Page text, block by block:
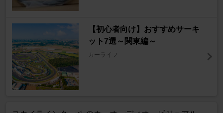
【初心者向け】おすすめサーキ
ット7選～関東編～
カーライフ